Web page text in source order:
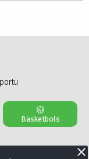
Basketbols